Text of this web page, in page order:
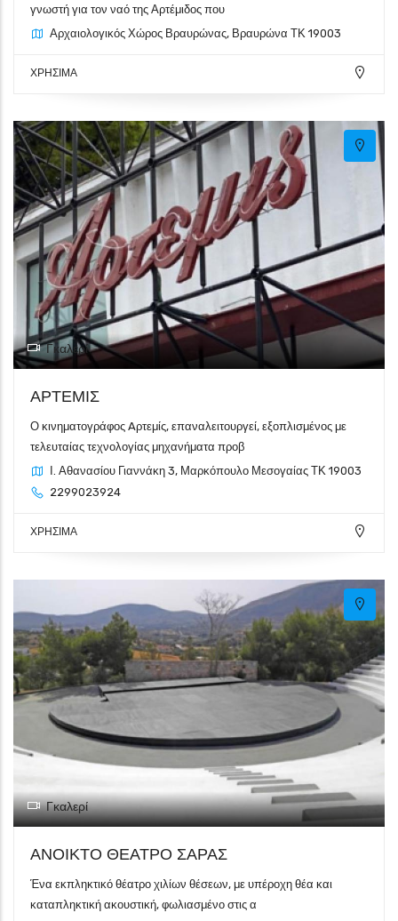
γνωστή για τον ναό της Αρτέμιδος που
Αρχαιολογικός Χώρος Βραυρώνας, Βραυρώνα ΤΚ 19003
ΧΡΗΣΙΜΑ
Γκαλερί
ΑΡΤΕΜΙΣ
Ο κινηματογράφος Aρτεμίς, επαναλειτουργεί, εξοπλισμένος με
τελευταίας τεχνολογίας μηχανήματα προβ
Ι. Αθανασίου Γιαννάκη 3, Μαρκόπουλο Μεσογαίας ΤΚ 19003
2299023924
ΧΡΗΣΙΜΑ
Γκαλερί
ΑΝΟΙΚΤΟ ΘΕΑΤΡΟ ΣΑΡΑΣ
Ένα εκπληκτικό θέατρο χιλίων θέσεων, με υπέροχη θέα και
καταπληκτική ακουστική, φωλιασμένο στις α